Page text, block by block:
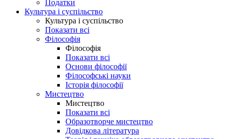
Податки
Культура і суспільство
Культура і суспільство
Показати всі
Філософія
Філософія
Показати всі
Основи філософії
Філософські науки
Історія філософії
Мистецтво
Мистецтво
Показати всі
Образотворче мистецтво
Довідкова література